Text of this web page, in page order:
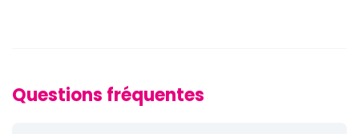
Questions fréquentes